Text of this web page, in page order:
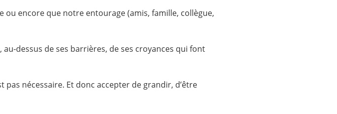
ou encore que notre entourage (amis, famille, collègue,
dessus de ses barrières, de ses croyances qui font
nécessaire. Et donc accepter de grandir, d’être